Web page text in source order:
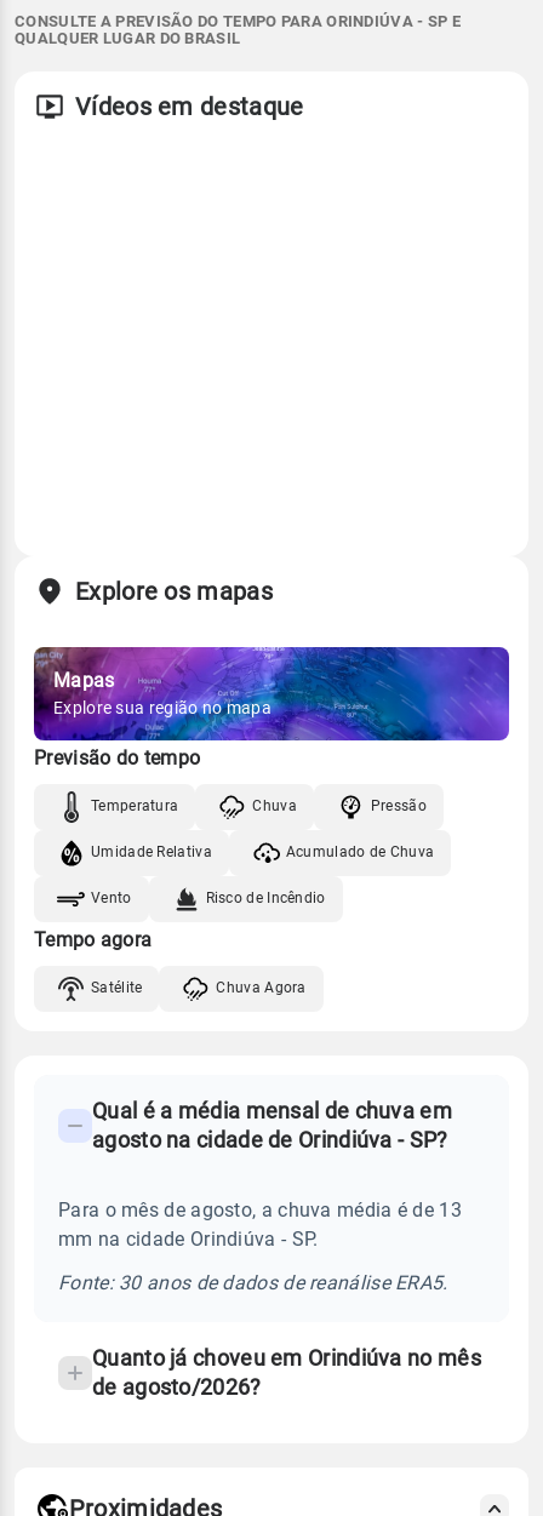
CONSULTE A PREVISÃO DO TEMPO PARA ORINDIÚVA - SP E
QUALQUER LUGAR DO BRASIL
Vídeos em destaque
Explore os mapas
Mapas
Explore sua região no mapa
Previsão do tempo
Temperatura Chuva Pressão
Umidade Relativa Acumulado de Chuva
Vento Risco de Incêndio
Tempo agora
Satélite Chuva Agora
Perguntas
sobre
chuva
Qual é a média mensal de chuva em
agosto na cidade de Orindiúva - SP?
Para o mês de agosto, a chuva média é de 13
mm na cidade Orindiúva - SP.
Fonte: 30 anos de dados de reanálise ERA5.
Quanto já choveu em Orindiúva no mês
de agosto/2026?
Proximidades